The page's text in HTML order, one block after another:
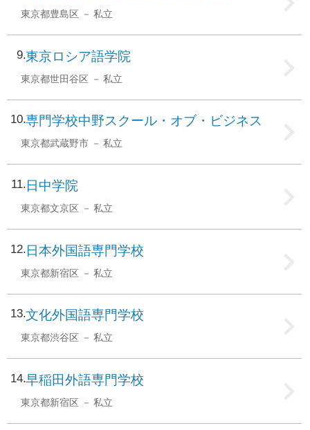
東京都豊島区 私立
9 東京ロシア語学院
東京都世田谷区 私立
10 専門学校中野スクール・オブ・ビジネス
東京都武蔵野市 私立
11 日中学院
東京都文京区 私立
12 日本外国語専門学校
東京都新宿区 私立
13 文化外国語専門学校
東京都渋谷区 私立
14 早稲田外語専門学校
東京都新宿区 私立